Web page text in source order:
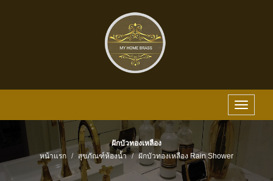
Toggle
ฝักบัวทองเหลือง
หน้าแรก
สุขภัณฑ์ห้องน้ำ ฝักบัวทองเหลือง Rain Shower